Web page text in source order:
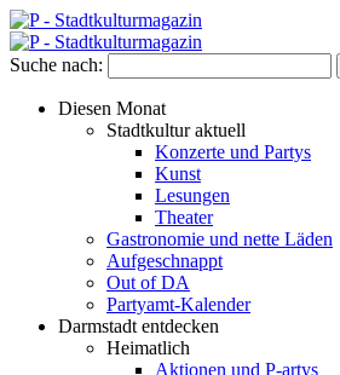
Suche nach:
Diesen Monat
Stadtkultur aktuell
Konzerte und Partys
Kunst
Lesungen
Theater
Gastronomie und nette Läden
Aufgeschnappt
Out of DA
Partyamt-Kalender
Darmstadt entdecken
Heimatlich
Aktionen und P-artys